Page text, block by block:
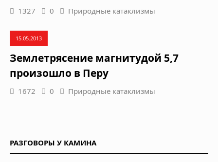
1327 0 Природные катаклизмы
15.05.2013
Землетрясение магнитудой 5,7
произошло в Перу
1672 0 Природные катаклизмы
РАЗГОВОРЫ У КАМИНА